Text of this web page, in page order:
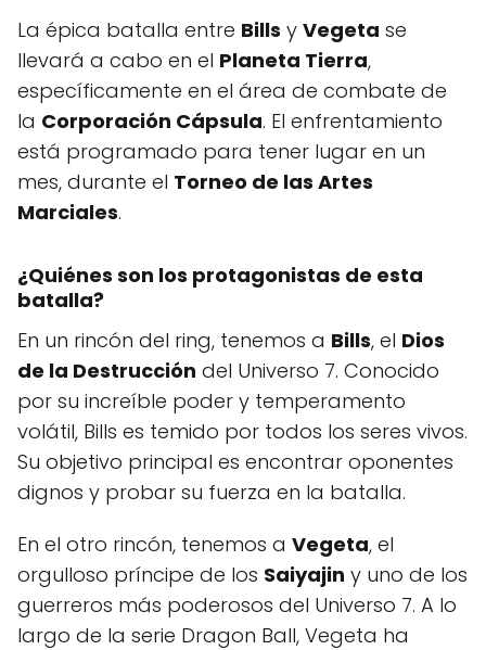
La épica batalla entre Bills y Vegeta se
llevará a cabo en el Planeta Tierra,
específicamente en el área de combate de
la Corporación Cápsula. El enfrentamiento
está programado para tener lugar en un
mes, durante el Torneo de las Artes
Marciales.
¿Quiénes son los protagonistas de esta
batalla?
En un rincón del ring, tenemos a Bills, el Dios
de la Destrucción del Universo 7. Conocido
por su increíble poder y temperamento
volátil, Bills es temido por todos los seres vivos.
Su objetivo principal es encontrar oponentes
dignos y probar su fuerza en la batalla.
En el otro rincón, tenemos a Vegeta, el
orgulloso príncipe de los Saiyajin y uno de los
guerreros más poderosos del Universo 7. A lo
largo de la serie Dragon Ball, Vegeta ha